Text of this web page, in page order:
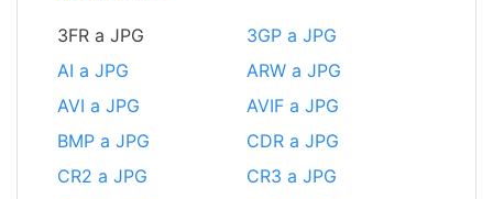
3FR a JPG
3GP a JPG
AI a JPG
ARW a JPG
AVI a JPG
AVIF a JPG
BMP a JPG
CDR a JPG
CR2 a JPG
CR3 a JPG